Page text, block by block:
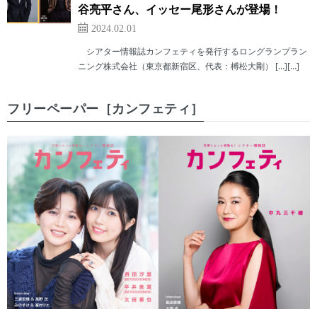
谷亮平さん、イッセー尾形さんが登場！
2024.02.01
シアター情報誌カンフェティを発行するロングランプラン
ニング株式会社（東京都新宿区、代表：榑松大剛） […][…]
フリーペーパー［カンフェティ］